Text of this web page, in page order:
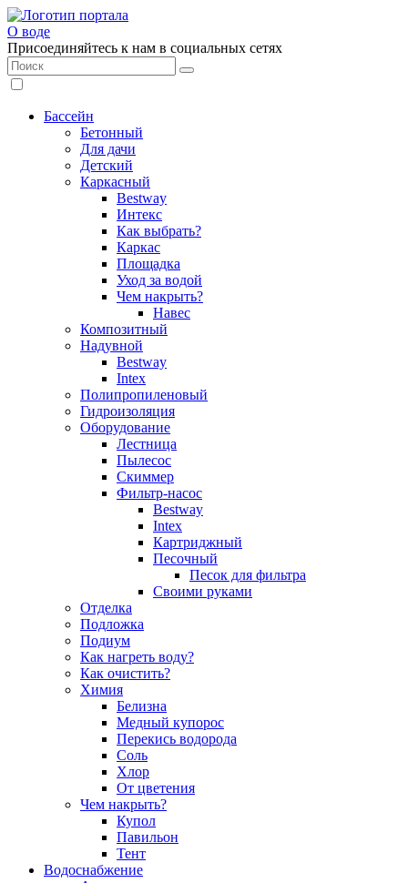
О воде
Присоединяйтесь к нам в социальных сетях
Бассейн
Бетонный
Для дачи
Детский
Каркасный
Bestway
Интекс
Как выбрать?
Каркас
Площадка
Уход за водой
Чем накрыть?
Навес
Композитный
Надувной
Bestway
Intex
Полипропиленовый
Гидроизоляция
Оборудование
Лестница
Пылесос
Скиммер
Фильтр-насос
Bestway
Intex
Картриджный
Песочный
Песок для фильтра
Своими руками
Отделка
Подложка
Подиум
Как нагреть воду?
Как очистить?
Химия
Белизна
Медный купорос
Перекись водорода
Соль
Хлор
От цветения
Чем накрыть?
Купол
Павильон
Тент
Водоснабжение